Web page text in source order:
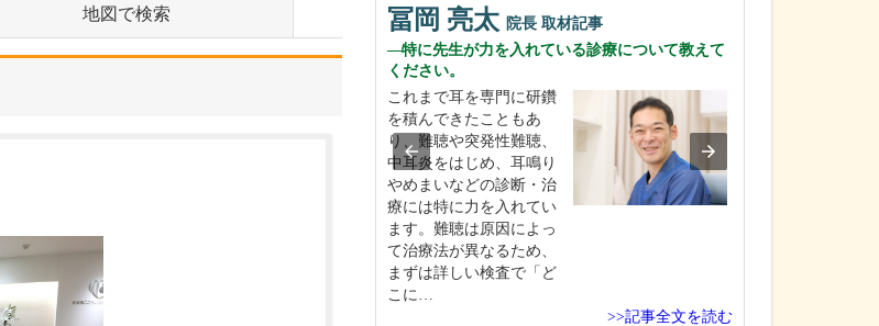
地図で検索
新井 豪佑院長
たときの体験が大きかっ
冨岡 亮太 院長 取材記事
特に先生が力を入れている診療について教えて
ください。
これまで耳を専門に研鑽
を積んできたこともあ
り、難聴や突発性難聴、
中耳炎をはじめ、耳鳴り
やめまいなどの診断・治
療には特に力を入れてい
ます。難聴は原因によっ
て治療法が異なるため、
まずは詳しい検査で「ど
こに…
>>記事全文を読む